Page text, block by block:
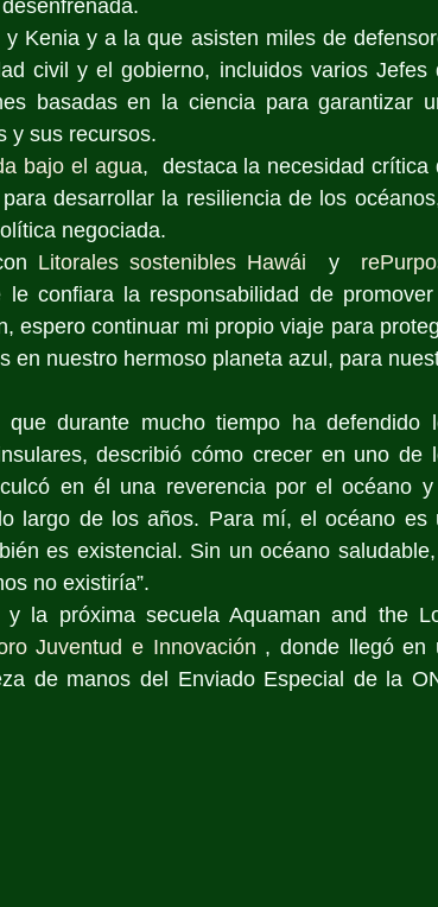
Kenia y a la que asisten miles de
civil y el gobierno, incluidos varios Jefes
basadas en la ciencia para garantizar
y sus recursos.
bajo el agua,  destaca la necesidad crítica
desarrollar la resiliencia de los
negociada.
Litorales sostenibles Hawái
  y
confiara la responsabilidad de
espero continuar mi propio viaje para
en nuestro hermoso planeta azul, para
durante mucho tiempo ha defendido
describió cómo crecer en uno de
en él una reverencia por el océano
largo de los años. Para mí, el océano es
es existencial. Sin un océano
no existiría”.
la próxima secuela Aquaman and the
Juventud e Innovación , donde llegó en
de manos del Enviado Especial de la